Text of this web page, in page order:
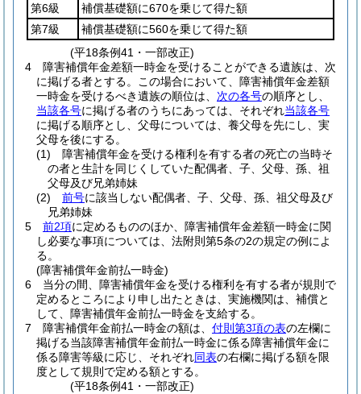
第6級
補償基礎額に670を乗じて得た額
第7級
補償基礎額に560を乗じて得た額
(平18条例41・一部改正)
4
障害補償年金差額一時金を受けることができる遺族は、次
に掲げる者とする。
この場合において、障害補償年金差額
一時金を受けるべき遺族の順位は、 次の各号の順序とし、
当該各号に掲げる者のうちにあっては、それぞれ当該各号
に掲げる順序とし、父母については、養父母を先にし、実
父母を後にする。
(1)
障害補償年金を受ける権利を有する者の死亡の当時そ
の者と生計を同じくしていた配偶者、子、父母、孫、祖
父母及び兄弟姉妹
(2)
前号に該当しない配偶者、子、父母、孫、祖父母及び
兄弟姉妹
5
前2項に定めるもののほか、障害補償年金差額一時金に関
し必要な事項については、法附則第5条の2の規定の例によ
る。
(障害補償年金前払一時金)
6
当分の間、障害補償年金を受ける権利を有する者が規則で
定めるところにより申し出たときは、実施機関は、補償と
して、障害補償年金前払一時金を支給する。
7
障害補償年金前払一時金の額は、 付則第3項の表の左欄に
掲げる当該障害補償年金前払一時金に係る障害補償年金に
係る障害等級に応じ、それぞれ同表の右欄に掲げる額を限
度として規則で定める額とする。
(平18条例41・一部改正)